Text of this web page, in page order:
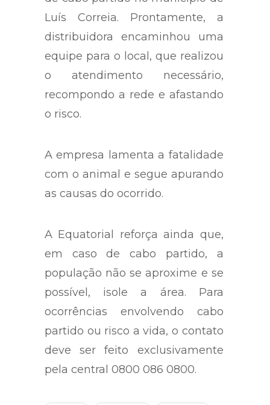
Luís Correia. Prontamente, a
distribuidora encaminhou uma
equipe para o local, que realizou
o atendimento necessário,
recompondo a rede e afastando
o risco.
A empresa lamenta a fatalidade
com o animal e segue apurando
as causas do ocorrido.
A Equatorial reforça ainda que,
em caso de cabo partido, a
população não se aproxime e se
possível, isole a área. Para
ocorrências envolvendo cabo
partido ou risco a vida, o contato
deve ser feito exclusivamente
pela central 0800 086 0800.